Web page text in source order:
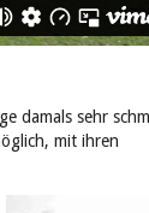
damals sehr
mit ihren